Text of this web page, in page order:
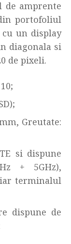
de amprente
portofoliul
cu un display
diagonala si
de pixeli.
Greutate:
si dispune
+ 5GHz),
iar terminalul
dispune de